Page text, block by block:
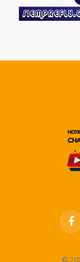
©